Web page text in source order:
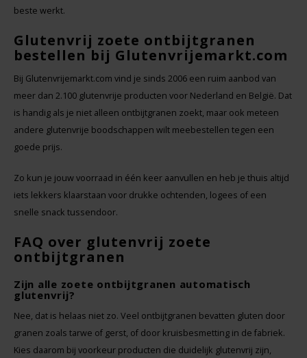
beste werkt.
Glutenvrij zoete ontbijtgranen
bestellen bij Glutenvrijemarkt.com
Bij Glutenvrijemarkt.com vind je sinds 2006 een ruim aanbod van
meer dan 2.100 glutenvrije producten voor Nederland en België. Dat
is handig als je niet alleen ontbijtgranen zoekt, maar ook meteen
andere glutenvrije boodschappen wilt meebestellen tegen een
goede prijs.
Zo kun je jouw voorraad in één keer aanvullen en heb je thuis altijd
iets lekkers klaarstaan voor drukke ochtenden, logees of een
snelle snack tussendoor.
FAQ over glutenvrij zoete
ontbijtgranen
Zijn alle zoete ontbijtgranen automatisch
glutenvrij?
Nee, dat is helaas niet zo. Veel ontbijtgranen bevatten gluten door
granen zoals tarwe of gerst, of door kruisbesmetting in de fabriek.
Kies daarom bij voorkeur producten die duidelijk glutenvrij zijn,